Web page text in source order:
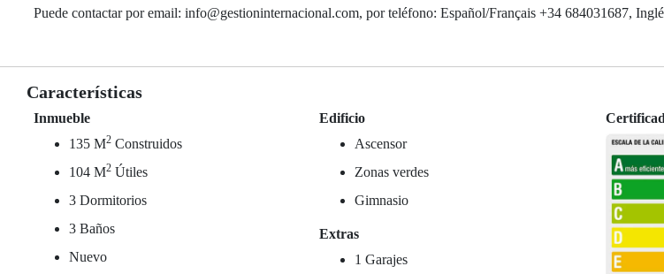
Puede contactar por email: info@gestioninternacional.com, por teléfono: Español/Français +34 684031687,
Características
Inmueble
135 M2 Construidos
104 M2 Útiles
3 Dormitorios
3 Baños
Nuevo
Edificio
Ascensor
Zonas verdes
Gimnasio
Extras
1 Garajes